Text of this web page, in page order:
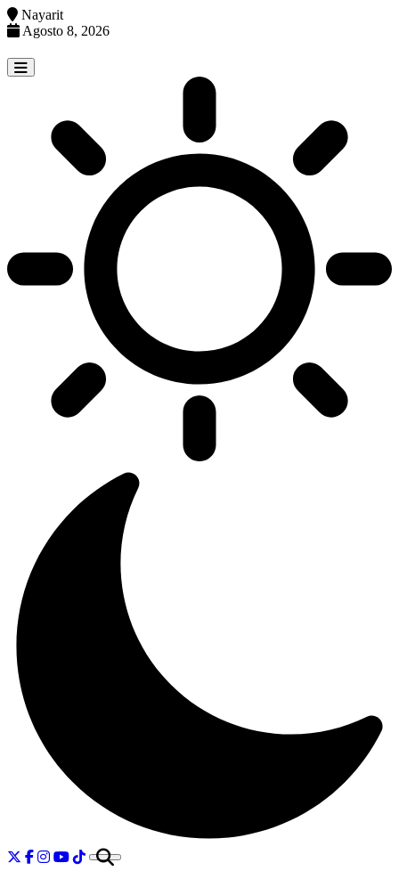
Nayarit
Agosto 8, 2026
to
content